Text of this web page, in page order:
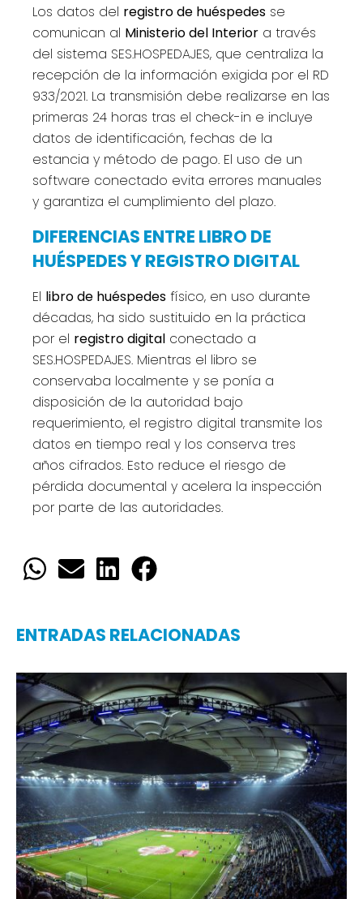
Los datos del registro de huéspedes se
comunican al Ministerio del Interior a través
del sistema SES.HOSPEDAJES, que centraliza la
recepción de la información exigida por el RD
933/2021. La transmisión debe realizarse en las
primeras 24 horas tras el check-in e incluye
datos de identificación, fechas de la
estancia y método de pago. El uso de un
software conectado evita errores manuales
y garantiza el cumplimiento del plazo.
DIFERENCIAS ENTRE LIBRO DE
HUÉSPEDES Y REGISTRO DIGITAL
El libro de huéspedes físico, en uso durante
décadas, ha sido sustituido en la práctica
por el registro digital conectado a
SES.HOSPEDAJES. Mientras el libro se
conservaba localmente y se ponía a
disposición de la autoridad bajo
requerimiento, el registro digital transmite los
datos en tiempo real y los conserva tres
años cifrados. Esto reduce el riesgo de
pérdida documental y acelera la inspección
por parte de las autoridades.
ENTRADAS RELACIONADAS